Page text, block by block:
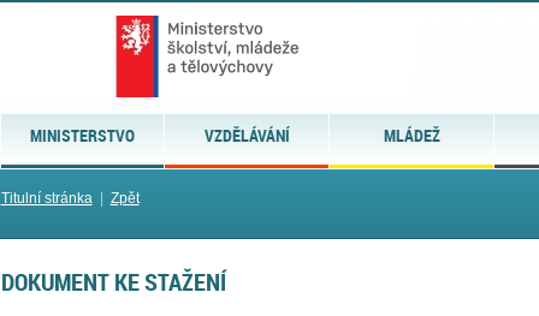
MINISTERSTVO VZDĚLÁVÁNÍ MLÁDEŽ
Titulní stránka| Zpět
DOKUMENT KE STAŽENÍ